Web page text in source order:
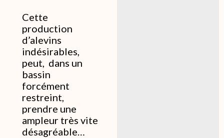
Cette
production
d’alevins
indésirables,
peut, dans un
bassin
forcément
restreint,
prendre une
ampleur très vite
désagréable…